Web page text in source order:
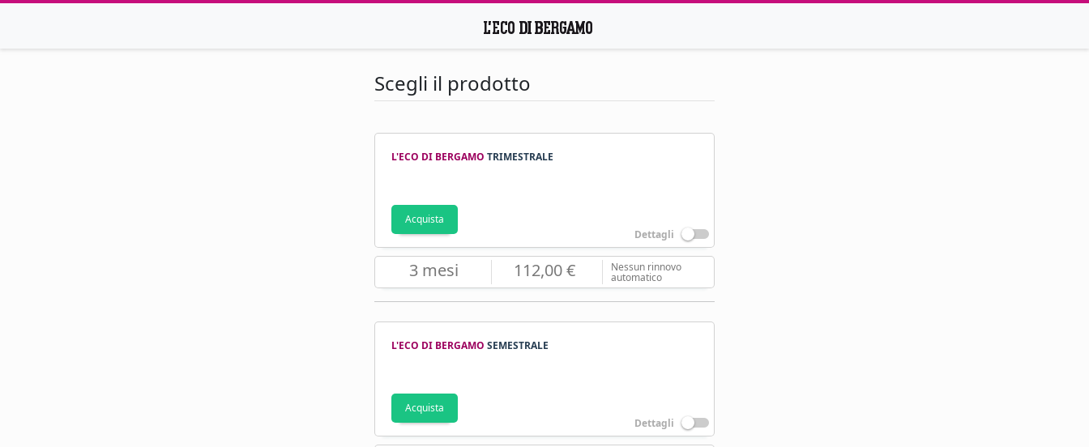
Scegli il prodotto
L'ECO DI BERGAMO TRIMESTRALE
Acquista
Dettagli
3 mesi 112,00 € Nessun rinnovo
automatico
L'ECO DI BERGAMO SEMESTRALE
Acquista
Dettagli